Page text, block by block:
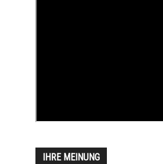
IHRE MEINUNG